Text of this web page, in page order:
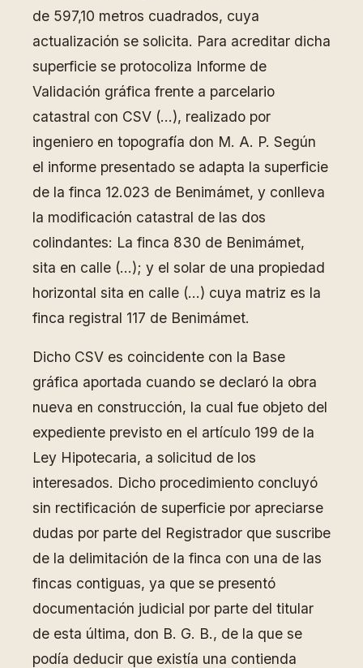
de 597,10 metros cuadrados, cuya
actualización se solicita. Para acreditar dicha
superficie se protocoliza Informe de
Validación gráfica frente a parcelario
catastral con CSV (…), realizado por
ingeniero en topografía don M. A. P. Según
el informe presentado se adapta la superficie
de la finca 12.023 de Benimámet, y conlleva
la modificación catastral de las dos
colindantes: La finca 830 de Benimámet,
sita en calle (…); y el solar de una propiedad
horizontal sita en calle (…) cuya matriz es la
finca registral 117 de Benimámet.
Dicho CSV es coincidente con la Base
gráfica aportada cuando se declaró la obra
nueva en construcción, la cual fue objeto del
expediente previsto en el artículo 199 de la
Ley Hipotecaria, a solicitud de los
interesados. Dicho procedimiento concluyó
sin rectificación de superficie por apreciarse
dudas por parte del Registrador que suscribe
de la delimitación de la finca con una de las
fincas contiguas, ya que se presentó
documentación judicial por parte del titular
de esta última, don B. G. B., de la que se
podía deducir que existía una contienda